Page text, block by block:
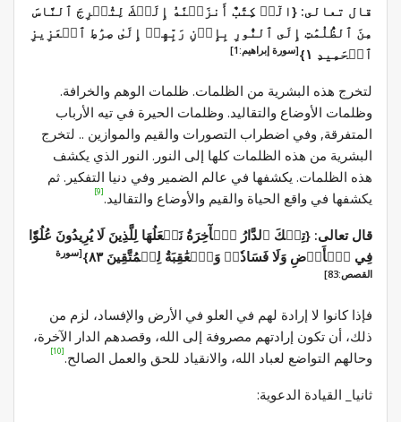
قال تعالى: {الٓرۚ كِتَٰبٌ أَنزَلۡنَٰهُ إِلَيۡكَ لِتُخۡرِجَ ٱلنَّاسَ
مِنَ ٱلظُّلُمَٰتِ إِلَى ٱلنُّورِ بِإِذۡنِ رَبِّهِمۡ إِلَىٰ صِرَٰطِ ٱلۡعَزِيزِ
ٱلۡحَمِيدِ ١}
[سورة إبراهيم:1]
لتخرج هذه البشرية من الظلمات. ظلمات الوهم والخرافة.
وظلمات الأوضاع والتقاليد. وظلمات الحيرة في تيه الأرباب
المتفرقة, وفي اضطراب التصورات والقيم والموازين .. لتخرج
البشرية من هذه الظلمات كلها إلى النور. النور الذي يكشف
هذه الظلمات. يكشفها في عالم الضمير وفي دنيا التفكير. ثم
يكشفها في واقع الحياة والقيم والأوضاع والتقاليد.[9]
قال تعالى: {تِلۡكَ ٱلدَّارُ ٱلۡأٓخِرَةُ نَجۡعَلُهَا لِلَّذِينَ لَا يُرِيدُونَ عُلُوّٗا
فِي ٱلۡأَرۡضِ وَلَا فَسَادٗاۚ وَٱلۡعَٰقِبَةُ لِلۡمُتَّقِينَ ٨٣}
[سورة
القصص:83]
فإذا كانوا لا إرادة لهم في العلو في الأرض والإفساد، لزم من
ذلك، أن تكون إرادتهم مصروفة إلى الله، وقصدهم الدار الآخرة،
وحالهم التواضع لعباد الله، والانقياد للحق والعمل الصالح.[10]
ثانيا_ القيادة الدعوية: